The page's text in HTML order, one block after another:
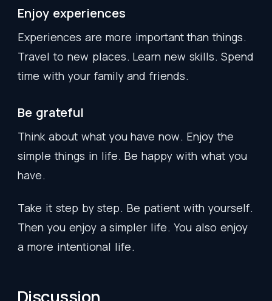
Enjoy experiences
Experiences are more important than things.
Travel to new places. Learn new skills. Spend
time with your family and friends.
Be grateful
Think about what you have now. Enjoy the
simple things in life. Be happy with what you
have.
Take it step by step. Be patient with yourself.
Then you enjoy a simpler life. You also enjoy
a more intentional life.